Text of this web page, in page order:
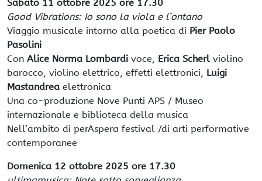
Sabato 11 ottobre 2025 ore 17.30
Good Vibrations: Io sono la viola e l’ontano
Viaggio musicale intorno alla poetica di Pier Paolo
Pasolini
Con Alice Norma Lombardi voce, Erica Scherl violino
barocco, violino elettrico, effetti elettronici, Luigi
Mastandrea elettronica
Una co-produzione Nove Punti APS / Museo
internazionale e biblioteca della musica
Nell’ambito di perAspera festival /di arti performative
contemporanee
Domenica 12 ottobre 2025 ore 17.30